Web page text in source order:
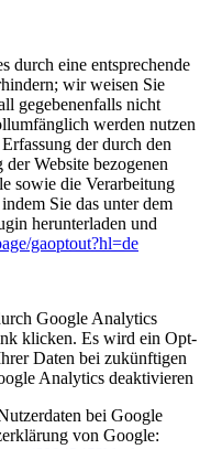
durch eine entsprechende
wir weisen Sie
gegebenenfalls nicht
werden nutzen
der durch den
Website bezogenen
sowie die Verarbeitung
Sie das unter dem
herunterladen und
gaoptout?hl=de
Google Analytics
klicken. Es wird ein Opt-
Daten bei zukünftigen
Analytics deaktivieren
bei Google
von Google: